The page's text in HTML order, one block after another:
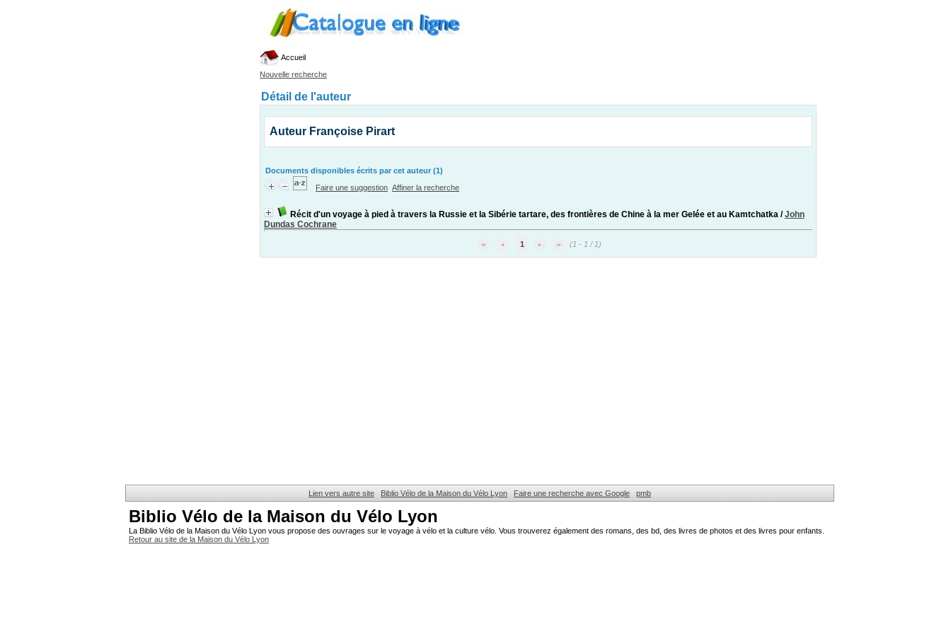
Accueil
Nouvelle recherche
Détail de l'auteur
Auteur Françoise Pirart
Documents disponibles écrits par cet auteur (1)
Faire une suggestion Affiner la recherche
Récit d'un voyage à pied à travers la Russie et la Sibérie tartare, des frontières de Chine à la mer Gelée et au Kamtchatka /John
Dundas Cochrane
1 (1 - 1 / 1)
Lien vers autre site Biblio Vélo de la Maison du Vélo Lyon Faire une recherche avec Google pmb
Biblio Vélo de la Maison du Vélo Lyon
La Biblio Vélo de la Maison du Vélo Lyon vous propose des ouvrages sur le voyage à vélo et la culture vélo. Vous trouverez également des romans, des bd, des livres de photos et des livres pour enfants.
Retour au site de la Maison du Vélo Lyon